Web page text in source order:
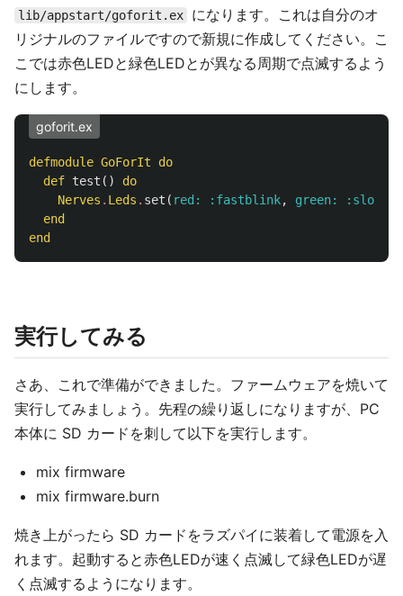
lib/appstart/goforit.ex
になります。これは自分のオ
リジナルのファイルですので新規に作成してください。こ
こでは赤色LEDと緑色LEDとが異なる周期で点滅するよう
にします。
goforit.ex
defmodule GoForIt
do
def test ()
do
Nerves . Leds . set ( red: :fastblink, green:
end
end
実行してみる
さあ、これで準備ができました。ファームウェアを焼いて
実行してみましょう。先程の繰り返しになりますが、PC
本体に SD カードを刺して以下を実行します。
mix firmware
mix firmware.burn
焼き上がったら SD カードをラズパイに装着して電源を入
れます。起動すると赤色LEDが速く点滅して緑色LEDが遅
く点滅するようになります。